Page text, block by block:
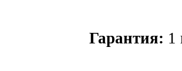
Гарантия: 1